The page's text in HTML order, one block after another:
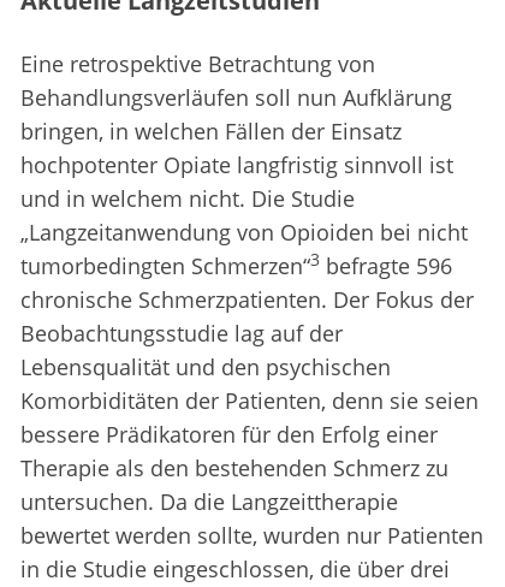
Eine retrospektive Betrachtung von
Behandlungsverläufen soll nun Aufklärung
bringen, in welchen Fällen der Einsatz
hochpotenter Opiate langfristig sinnvoll ist
und in welchem nicht. Die Studie
„Langzeitanwendung von Opioiden bei nicht
tumorbedingten Schmerzen“3 befragte 596
chronische Schmerzpatienten. Der Fokus der
Beobachtungsstudie lag auf der
Lebensqualität und den psychischen
Komorbiditäten der Patienten, denn sie seien
bessere Prädikatoren für den Erfolg einer
Therapie als den bestehenden Schmerz zu
untersuchen. Da die Langzeittherapie
bewertet werden sollte, wurden nur Patienten
in die Studie eingeschlossen, die über drei